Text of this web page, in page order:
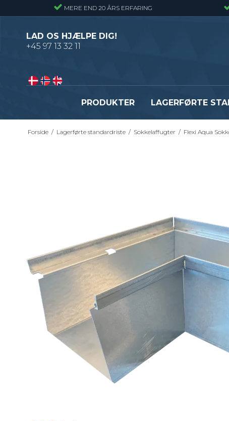
MERE END 20 ÅRS ERFARING
LAD OS HJÆLPE DIG!
+45 97 13 32 11
PRODUKTER
Presriste - Almindelig gitterrist
Presristetrin
Fastgørelsesbeslag - Fiberriste
Fastgørelsesbeslag - Optræksriste
Se alle
Flexi Drain Sokkelaffugter
Flexi Aqua Sokkelaffugter
LAGERFØRTE
Forside / Lagerførte standardriste / Sokkelaffugter / Flexi Aqua